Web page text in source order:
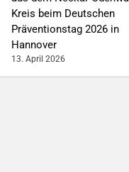
Kreis beim Deutschen
Präventionstag 2026 in
Hannover
13. April 2026